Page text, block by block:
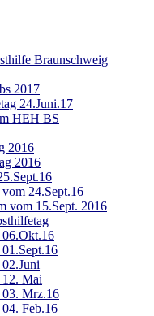
Braunschweig
2017
24.Juni.17
HEH BS
2016
2016
24.Sept.16
vom 15.Sept. 2016
Mai
Mrz.16
Feb.16